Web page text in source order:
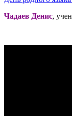
Чадаев Денис,